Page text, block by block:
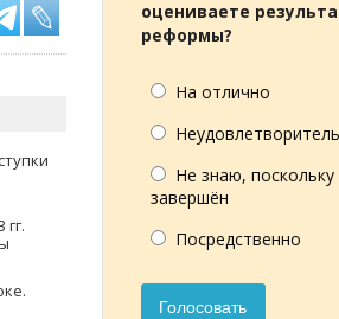
оцениваете
реформы?
На отлично
Не знаю, поскольку
завершён
Посредственно
Голосовать